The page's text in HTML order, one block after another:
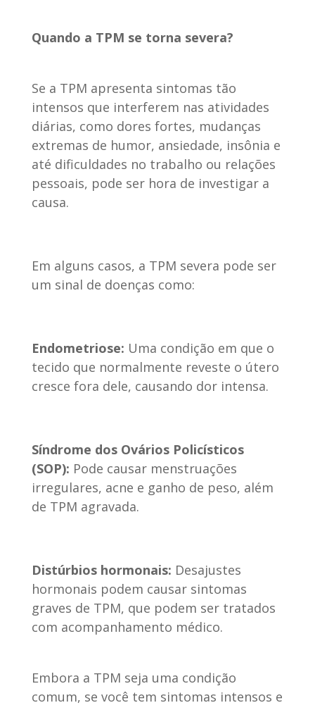
Quando a TPM se torna severa?
Se a TPM apresenta sintomas tão
intensos que interferem nas atividades
diárias, como dores fortes, mudanças
extremas de humor, ansiedade, insônia e
até dificuldades no trabalho ou relações
pessoais, pode ser hora de investigar a
causa.
Em alguns casos, a TPM severa pode ser
um sinal de doenças como:
Endometriose: Uma condição em que o
tecido que normalmente reveste o útero
cresce fora dele, causando dor intensa.
Síndrome dos Ovários Policísticos
(SOP): Pode causar menstruações
irregulares, acne e ganho de peso, além
de TPM agravada.
Distúrbios hormonais: Desajustes
hormonais podem causar sintomas
graves de TPM, que podem ser tratados
com acompanhamento médico.
Embora a TPM seja uma condição
comum, se você tem sintomas intensos e